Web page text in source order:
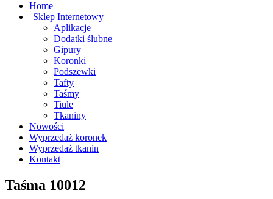
Home
Sklep Internetowy
Aplikacje
Dodatki ślubne
Gipury
Koronki
Podszewki
Tafty
Taśmy
Tiule
Tkaniny
Nowości
Wyprzedaż koronek
Wyprzedaż tkanin
Kontakt
Taśma 10012